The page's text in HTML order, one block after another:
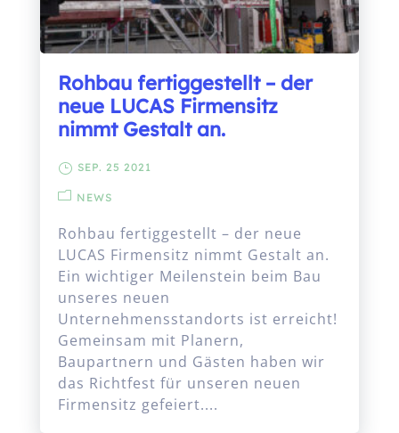
Rohbau fertiggestellt – der
neue LUCAS Firmensitz
nimmt Gestalt an.
SEP. 25 2021
NEWS
Rohbau fertiggestellt – der neue
LUCAS Firmensitz nimmt Gestalt an.
Ein wichtiger Meilenstein beim Bau
unseres neuen
Unternehmensstandorts ist erreicht!
Gemeinsam mit Planern,
Baupartnern und Gästen haben wir
das Richtfest für unseren neuen
Firmensitz gefeiert....